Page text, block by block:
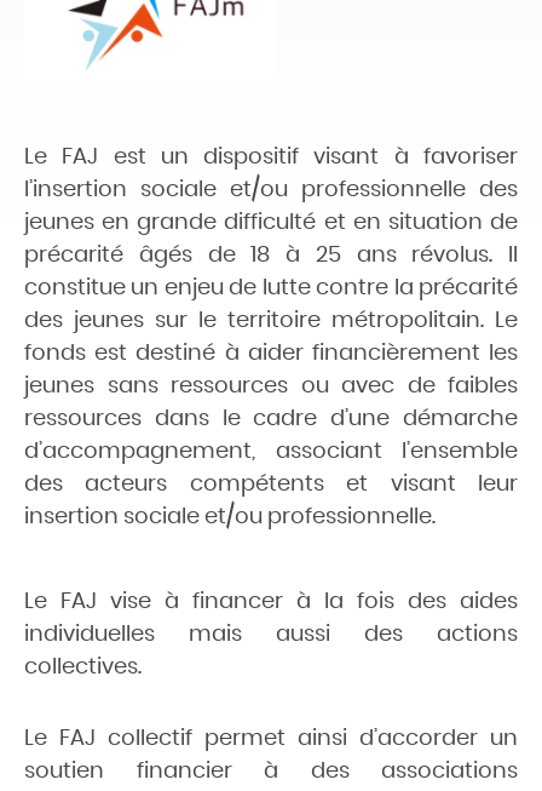
Le FAJ est un dispositif visant à favoriser
l’insertion sociale et/ou professionnelle des
jeunes en grande difficulté et en situation de
précarité âgés de 18 à 25 ans révolus. Il
constitue un enjeu de lutte contre la précarité
des jeunes sur le territoire métropolitain. Le
fonds est destiné à aider financièrement les
jeunes sans ressources ou avec de faibles
ressources dans le cadre d’une démarche
d’accompagnement, associant l’ensemble
des acteurs compétents et visant leur
insertion sociale et/ou professionnelle.
Le FAJ vise à financer à la fois des aides
individuelles mais aussi des actions
collectives.
Le FAJ collectif permet ainsi d’accorder un
soutien financier à des associations